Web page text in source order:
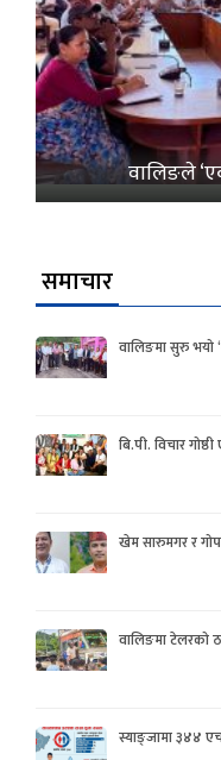
वालिङले
समाचार
वालिङमा सुरु भयो
बि.पी. विचार
खेम सारुमगर र
वालिङमा टेलरको
स्याङ्जामा ३४४